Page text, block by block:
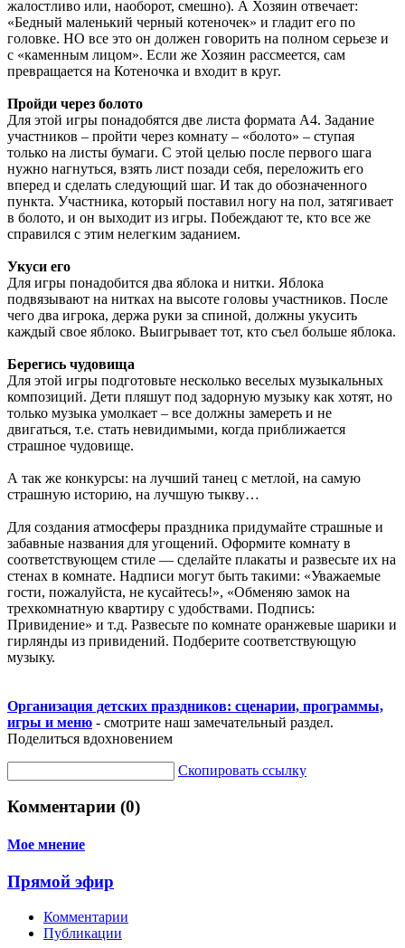
жалостливо или, наоборот, смешно). А Хозяин отвечает:
«Бедный маленький черный котеночек» и гладит его по
головке. НО все это он должен говорить на полном серьезе и
с «каменным лицом». Если же Хозяин рассмеется, сам
превращается на Котеночка и входит в круг.
Пройди через болото
Для этой игры понадобятся две листа формата А4. Задание
участников – пройти через комнату – «болото» – ступая
только на листы бумаги. С этой целью после первого шага
нужно нагнуться, взять лист позади себя, переложить его
вперед и сделать следующий шаг. И так до обозначенного
пункта. Участника, который поставил ногу на пол, затягивает
в болото, и он выходит из игры. Побеждают те, кто все же
справился с этим нелегким заданием.
Укуси его
Для игры понадобится два яблока и нитки. Яблока
подвязывают на нитках на высоте головы участников. После
чего два игрока, держа руки за спиной, должны укусить
каждый свое яблоко. Выигрывает тот, кто съел больше яблока.
Берегись чудовища
Для этой игры подготовьте несколько веселых музыкальных
композиций. Дети пляшут под задорную музыку как хотят, но
только музыка умолкает – все должны замереть и не
двигаться, т.е. стать невидимыми, когда приближается
страшное чудовище.
А так же конкурсы: на лучший танец с метлой, на самую
страшную историю, на лучшую тыкву…
Для создания атмосферы праздника придумайте страшные и
забавные названия для угощений. Оформите комнату в
соответствующем стиле — сделайте плакаты и развесьте их на
стенах в комнате. Надписи могут быть такими: «Уважаемые
гости, пожалуйста, не кусайтесь!», «Обменяю замок на
трехкомнатную квартиру с удобствами. Подпись:
Привидение» и т.д. Развесьте по комнате оранжевые шарики и
гирлянды из привидений. Подберите соответствующую
музыку.
Организация детских праздников: сценарии, программы,
игры и меню - смотрите наш замечательный раздел.
Поделиться вдохновением
Скопировать ссылку
Комментарии (0)
Мое мнение
Прямой эфир
Комментарии
Публикации